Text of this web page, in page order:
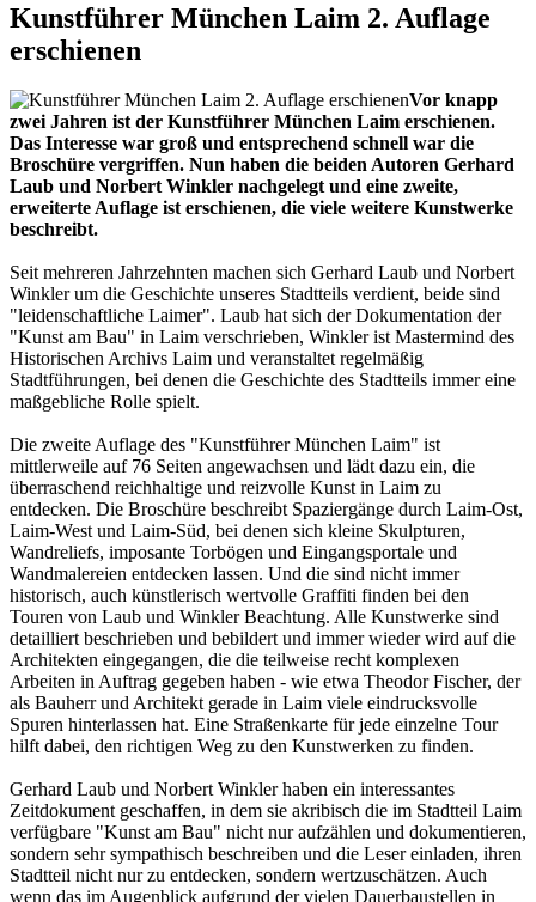
Kunstführer München Laim 2. Auflage
erschienen
Vor knapp
zwei Jahren ist der Kunstführer München Laim erschienen.
Das Interesse war groß und entsprechend schnell war die
Broschüre vergriffen. Nun haben die beiden Autoren Gerhard
Laub und Norbert Winkler nachgelegt und eine zweite,
erweiterte Auflage ist erschienen, die viele weitere Kunstwerke
beschreibt.
Seit mehreren Jahrzehnten machen sich Gerhard Laub und Norbert
Winkler um die Geschichte unseres Stadtteils verdient, beide sind
"leidenschaftliche Laimer". Laub hat sich der Dokumentation der
"Kunst am Bau" in Laim verschrieben, Winkler ist Mastermind des
Historischen Archivs Laim und veranstaltet regelmäßig
Stadtführungen, bei denen die Geschichte des Stadtteils immer eine
maßgebliche Rolle spielt.
Die zweite Auflage des "Kunstführer München Laim" ist
mittlerweile auf 76 Seiten angewachsen und lädt dazu ein, die
überraschend reichhaltige und reizvolle Kunst in Laim zu
entdecken. Die Broschüre beschreibt Spaziergänge durch Laim-Ost,
Laim-West und Laim-Süd, bei denen sich kleine Skulpturen,
Wandreliefs, imposante Torbögen und Eingangsportale und
Wandmalereien entdecken lassen. Und die sind nicht immer
historisch, auch künstlerisch wertvolle Graffiti finden bei den
Touren von Laub und Winkler Beachtung. Alle Kunstwerke sind
detailliert beschrieben und bebildert und immer wieder wird auf die
Architekten eingegangen, die die teilweise recht komplexen
Arbeiten in Auftrag gegeben haben - wie etwa Theodor Fischer, der
als Bauherr und Architekt gerade in Laim viele eindrucksvolle
Spuren hinterlassen hat. Eine Straßenkarte für jede einzelne Tour
hilft dabei, den richtigen Weg zu den Kunstwerken zu finden.
Gerhard Laub und Norbert Winkler haben ein interessantes
Zeitdokument geschaffen, in dem sie akribisch die im Stadtteil Laim
verfügbare "Kunst am Bau" nicht nur aufzählen und dokumentieren,
sondern sehr sympathisch beschreiben und die Leser einladen, ihren
Stadtteil nicht nur zu entdecken, sondern wertzuschätzen. Auch
wenn das im Augenblick aufgrund der vielen Dauerbaustellen in